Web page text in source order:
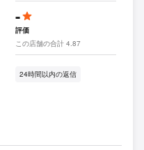
-
評価
この店舗の合計 4.87
24時間以内の返信